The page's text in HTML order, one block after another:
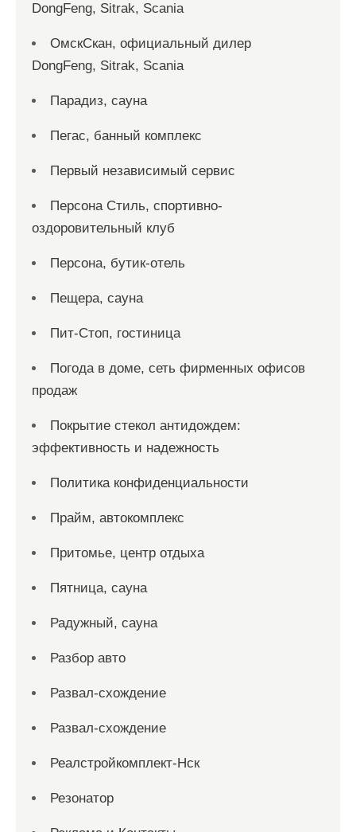
DongFeng, Sitrak, Scania
ОмскСкан, официальный дилер
DongFeng, Sitrak, Scania
Парадиз, сауна
Пегас, банный комплекс
Первый независимый сервис
Персона Стиль, спортивно-
оздоровительный клуб
Персона, бутик-отель
Пещера, сауна
Пит-Стоп, гостиница
Погода в доме, сеть фирменных офисов
продаж
Покрытие стекол антидождем:
эффективность и надежность
Политика конфиденциальности
Прайм, автокомплекс
Притомье, центр отдыха
Пятница, сауна
Радужный, сауна
Разбор авто
Развал-схождение
Развал-схождение
Реалстройкомплект-Нск
Резонатор